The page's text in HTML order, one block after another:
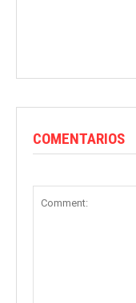
COMENTARIOS